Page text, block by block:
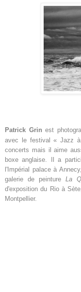
Patrick Grin est
avec le festival « Jazz à
concerts mais il aime
boxe anglaise. Il a
l'Impérial palace à
galerie de peintureLa
d'exposition du Rio à
Montpellier.